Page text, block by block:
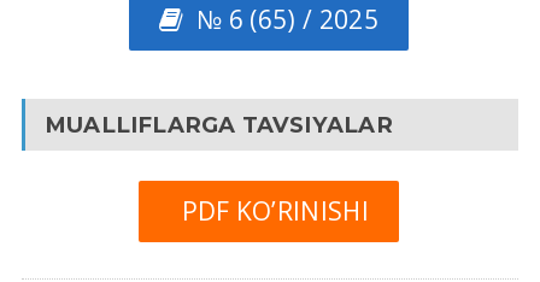
№ 6 (65) / 2025
MUALLIFLARGA TAVSIYALAR
PDF KO’RINISHI